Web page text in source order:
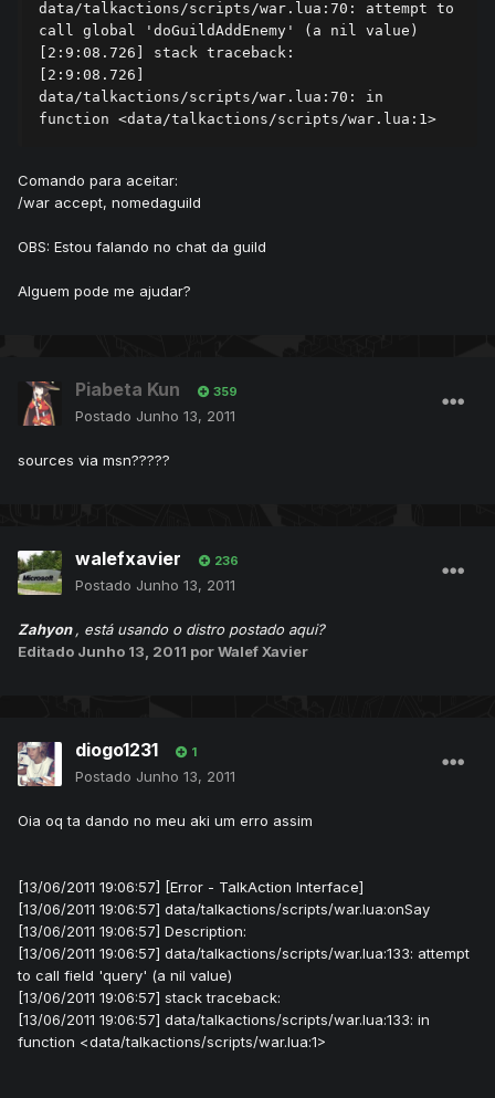
data/talkactions/scripts/war.lua:70: attempt to
call global 'doGuildAddEnemy' (a nil value)
[2:9:08.726] stack traceback:
[2:9:08.726]
data/talkactions/scripts/war.lua:70: in
Comando para aceitar:
/war accept, nomedaguild
OBS: Estou falando no chat da guild
Alguem pode me ajudar?
Piabeta Kun 359
Postado Junho 13, 2011
sources via msn?????
walefxavier 236
Postado Junho 13, 2011
Zahyon, está usando o distro postado aqui?
Editado Junho 13, 2011 por Walef Xavier
diogo1231 1
Postado Junho 13, 2011
Oia oq ta dando no meu aki um erro assim
[13/06/2011 19:06:57] [Error - TalkAction Interface]
[13/06/2011 19:06:57] data/talkactions/scripts/war.lua:onSay
[13/06/2011 19:06:57] Description:
[13/06/2011 19:06:57] data/talkactions/scripts/war.lua:133: attempt
to call field 'query' (a nil value)
[13/06/2011 19:06:57] stack traceback:
[13/06/2011 19:06:57] data/talkactions/scripts/war.lua:133: in
function <data/talkactions/scripts/war.lua:1>